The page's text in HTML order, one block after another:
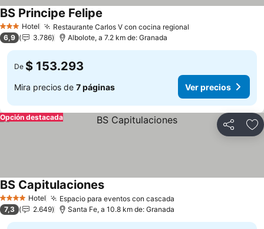
3 Estrellas
Hotel Restaurante Carlos V con cocina regional
BS Principe Felipe
6,9 3.786 Albolote, a 7.2 km de: Granada
De $ 153.293
Mira precios de 7 páginas Ver precios
Compartir
Opción destacada
4 EstrellasHotel Espacio para eventos con cascada
BS Capitulaciones
7,3 2.649 Santa Fe, a 10.8 km de: Granada